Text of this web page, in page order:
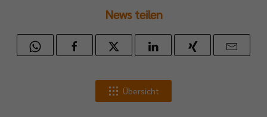
News teilen
Übersicht